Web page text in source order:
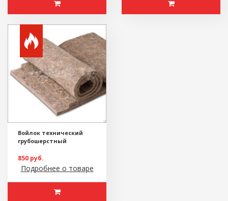
Войлок технический
грубошерстный
850 руб.
Подробнее о товаре